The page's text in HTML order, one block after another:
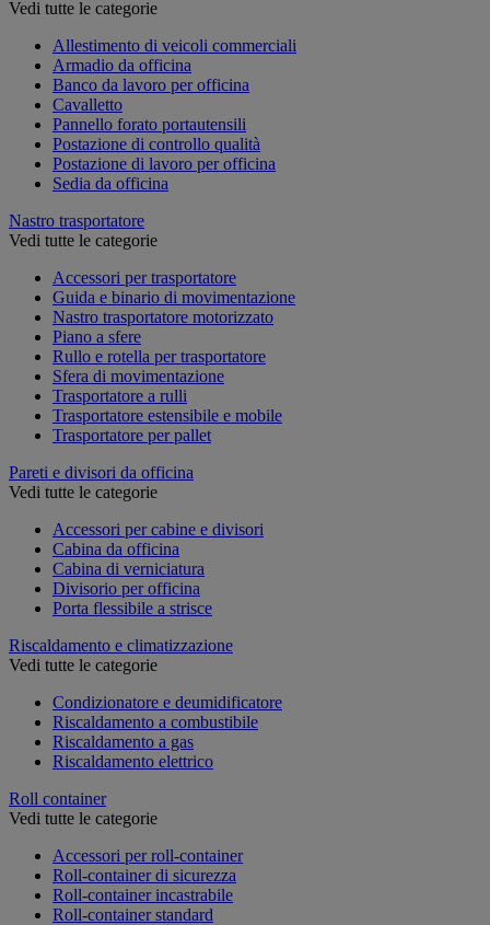
Vedi tutte le categorie
Allestimento di veicoli commerciali
Armadio da officina
Banco da lavoro per officina
Cavalletto
Pannello forato portautensili
Postazione di controllo qualità
Postazione di lavoro per officina
Sedia da officina
Nastro trasportatore
Vedi tutte le categorie
Accessori per trasportatore
Guida e binario di movimentazione
Nastro trasportatore motorizzato
Piano a sfere
Rullo e rotella per trasportatore
Sfera di movimentazione
Trasportatore a rulli
Trasportatore estensibile e mobile
Trasportatore per pallet
Pareti e divisori da officina
Vedi tutte le categorie
Accessori per cabine e divisori
Cabina da officina
Cabina di verniciatura
Divisorio per officina
Porta flessibile a strisce
Riscaldamento e climatizzazione
Vedi tutte le categorie
Condizionatore e deumidificatore
Riscaldamento a combustibile
Riscaldamento a gas
Riscaldamento elettrico
Roll container
Vedi tutte le categorie
Accessori per roll-container
Roll-container di sicurezza
Roll-container incastrabile
Roll-container standard